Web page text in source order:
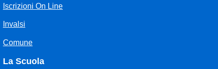
Iscrizioni On Line
Invalsi
Comune
La Scuola